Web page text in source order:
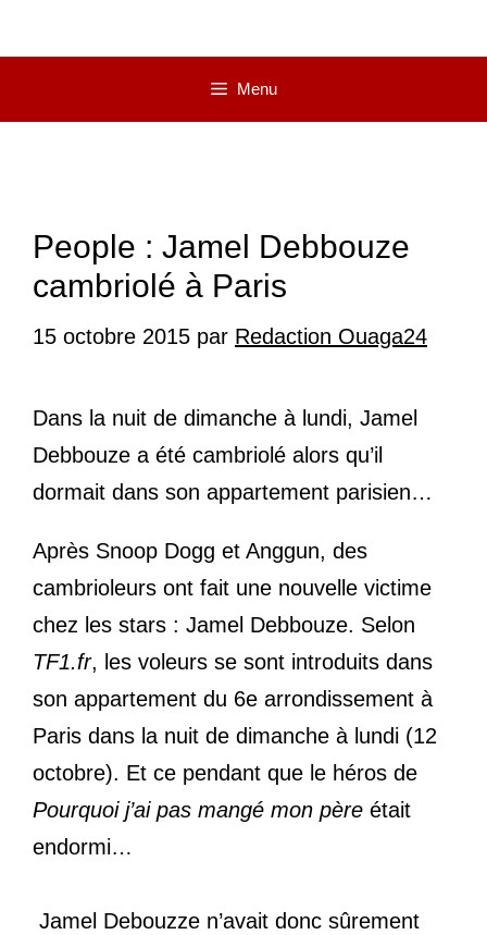
Menu
People : Jamel Debbouze
cambriolé à Paris
15 octobre 2015 par Redaction Ouaga24
Dans la nuit de dimanche à lundi, Jamel
Debbouze a été cambriolé alors qu’il
dormait dans son appartement parisien…
Après Snoop Dogg et Anggun, des
cambrioleurs ont fait une nouvelle victime
chez les stars : Jamel Debbouze. Selon
TF1.fr, les voleurs se sont introduits dans
son appartement du 6e arrondissement à
Paris dans la nuit de dimanche à lundi (12
octobre). Et ce pendant que le héros de
Pourquoi j’ai pas mangé mon père était
endormi…
Jamel Debouzze n’avait donc sûrement